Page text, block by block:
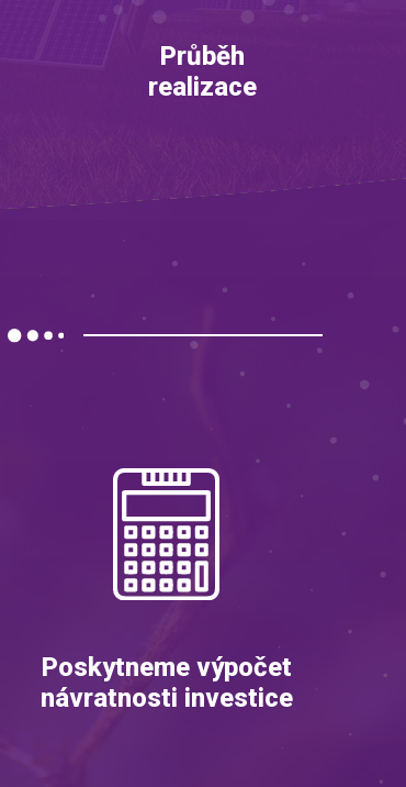
Průběh
realizace
Poskytneme výpočet
návratnosti investice